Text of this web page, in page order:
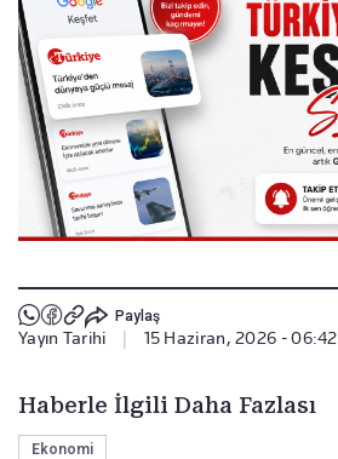
Paylaş
Yayın Tarihi 15 Haziran, 2026 - 06:42
Haberle İlgili Daha Fazlası
Ekonomi